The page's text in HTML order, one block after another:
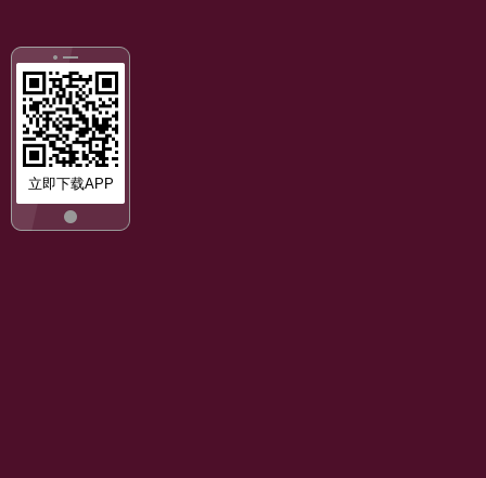
立即下载APP